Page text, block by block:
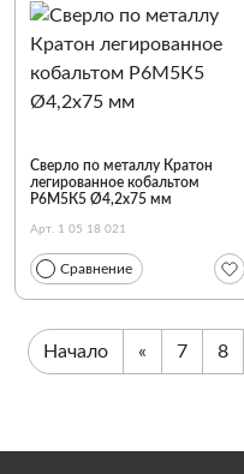
Сверло по металлу Кратон
легированное кобальтом
Р6М5К5 Ø4,2х75 мм
Арт. 1 05 18 021
Сравнение
Начало « 7 8